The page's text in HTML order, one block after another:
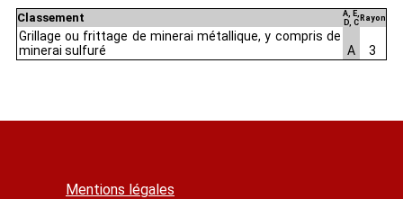
Classement
A, E,
D, C Rayon
Grillage ou frittage de minerai métallique, y compris de
minerai sulfuré
A 3
Mentions légales